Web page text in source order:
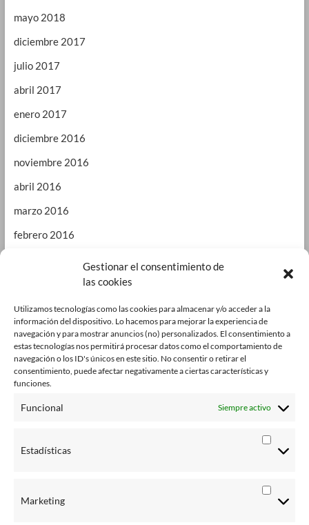
Gestionar el consentimiento de
las cookies
Utilizamos tecnologías como las cookies para almacenar y/o acceder a la
información del dispositivo. Lo hacemos para mejorar la experiencia de
navegación y para mostrar anuncios (no) personalizados. El consentimiento a
estas tecnologías nos permitirá procesar datos como el comportamiento de
navegación o los ID's únicos en este sitio. No consentir o retirar el
consentimiento, puede afectar negativamente a ciertas características y
funciones.
Funcional Siempre activo
Estadísticas
Marketing
mayo 2018
diciembre 2017
julio 2017
abril 2017
enero 2017
diciembre 2016
noviembre 2016
abril 2016
marzo 2016
febrero 2016
septiembre 2015
enero 2015
octubre 2014
julio 2014
junio 2014
enero 2014
agosto 2013